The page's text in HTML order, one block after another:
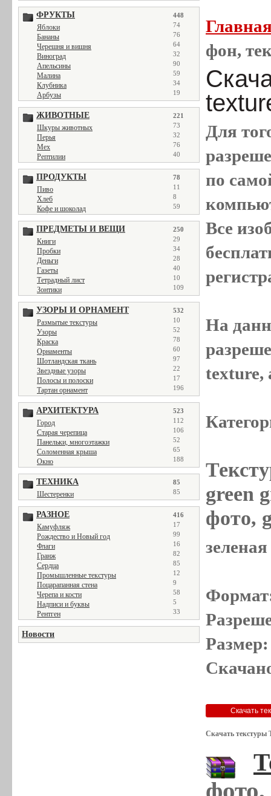
ФРУКТЫ 448
Яблоки 74
Бананы 76
Черешня и вишня 64
Виноград 32
Апельсины 90
Малина 59
Клубника 34
Арбузы 19
ЖИВОТНЫЕ 221
Шкуры животных 73
Перья 32
Мех 76
Рептилии 40
ПРОДУКТЫ 78
Пиво 11
Хлеб 8
Кофе и шоколад 59
ПРЕДМЕТЫ И ВЕЩИ 250
Книги 29
Пробки 34
Деньги 28
Газеты 40
Тетрадный лист 10
Зонтики 109
УЗОРЫ И ОРНАМЕНТ 532
Размытые текстуры 10
Узоры 52
Краска 78
Орнаменты 60
Шотландская ткань 97
Звездные узоры 22
Полосы и полоски 17
Тартан орнамент 196
АРХИТЕКТУРА 523
Город 112
Старая черепица 106
Панельки, многоэтажки 52
Соломенная крыша 65
Окно 188
ТЕХНИКА 85
Шестеренки 85
РАЗНОЕ 416
Камуфляж 17
Рождество и Новый год 99
Флаги 16
Гранж 82
Сердца 85
Промышленные текстуры 12
Поцарапанная стена 9
Черепа и кости 58
Надписи и буквы 5
Рентген 33
Новости
фон,
Для
по
Все
На
texture,
green
фото,
Скачать текстуры